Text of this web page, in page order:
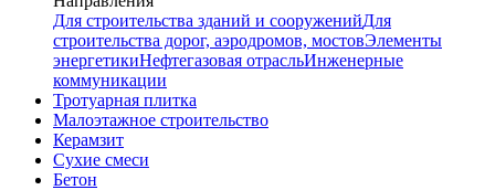
Для строительства зданий и сооруженийДля
строительства дорог, аэродромов, мостовЭлементы
энергетикиНефтегазовая отрасльИнженерные
коммуникации
Тротуарная плитка
Малоэтажное строительство
Керамзит
Сухие смеси
Бетон